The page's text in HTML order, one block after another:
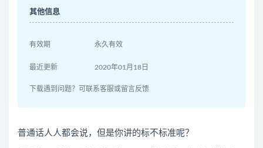
其他信息
有效期 永久有效
最近更新 2020年01月18日
下载遇到问题？可联系客服或留言反馈
普通话人人都会说，但是你讲的标不标准呢？